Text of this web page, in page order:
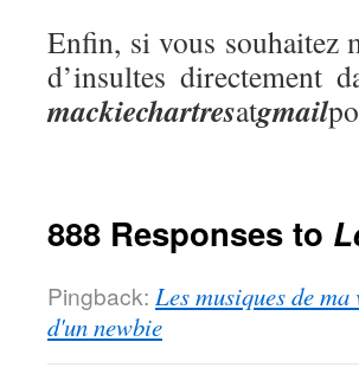
Enfin, si vous souhaitez
d’insultes directement
mackiechartresatgmail
888 Responses to
Pingback: Les musiques de
d'un newbie